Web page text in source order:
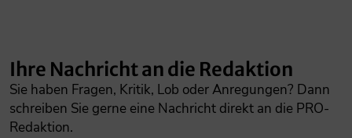
Ihre Nachricht an die Redaktion
Sie haben Fragen, Kritik, Lob oder Anregungen? Dann
schreiben Sie gerne eine Nachricht direkt an die PRO-
Redaktion.